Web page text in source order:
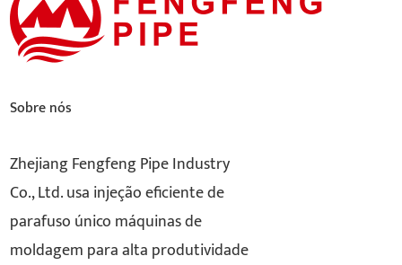
Sobre nós
Zhejiang Fengfeng Pipe Industry
Co., Ltd. usa injeção eficiente de
parafuso único máquinas de
moldagem para alta produtividade